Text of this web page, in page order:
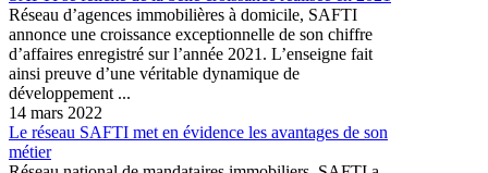
Réseau d’agences immobilières à domicile, SAFTI
annonce une croissance exceptionnelle de son chiffre
d’affaires enregistré sur l’année 2021. L’enseigne fait
ainsi preuve d’une véritable dynamique de
développement ...
14 mars 2022
Le réseau SAFTI met en évidence les avantages de son
métier